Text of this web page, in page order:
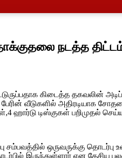
நடத்த
கிடைத்த தகவலின்
வீடுகளில் அதிரடியாக
ஹார்டு டிஸ்குகள் பறிமுதல்
சம்பவத்தில் ஒருவருக்கு
இருந்துள்ளார் என தேசிய